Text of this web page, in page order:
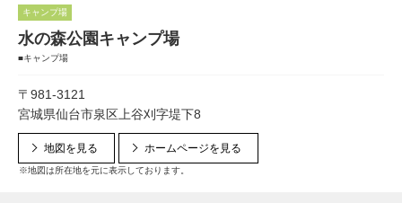
キャンプ場
水の森公園キャンプ場
■キャンプ場
〒981-3121
宮城県仙台市泉区上谷刈字堤下8
地図を見る
※地図は所在地を元に表示しております。
ホームページを見る